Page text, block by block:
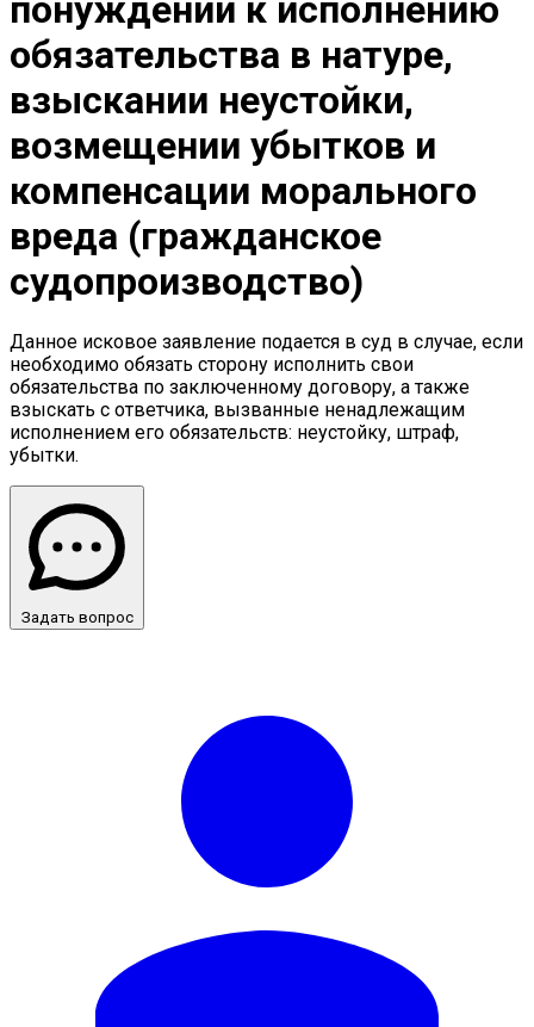
понуждении к исполнению
обязательства в натуре,
взыскании неустойки,
возмещении убытков и
компенсации морального
вреда (гражданское
судопроизводство)
Данное исковое заявление подается в суд в случае, если
необходимо обязать сторону исполнить свои
обязательства по заключенному договору, а также
взыскать с ответчика, вызванные ненадлежащим
исполнением его обязательств: неустойку, штраф,
убытки.
Задать вопрос